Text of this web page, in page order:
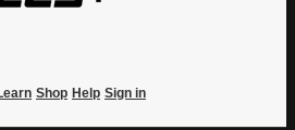
Shop Help Sign in